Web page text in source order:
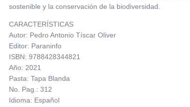
sostenible y la conservación de la biodiversidad.
CARACTERÍSTICAS
Autor: Pedro Antonio Tíscar Oliver
Editor: Paraninfo
ISBN: 9788428344821
Año: 2021
Pasta: Tapa Blanda
No. Pag.: 312
Idioma: Español